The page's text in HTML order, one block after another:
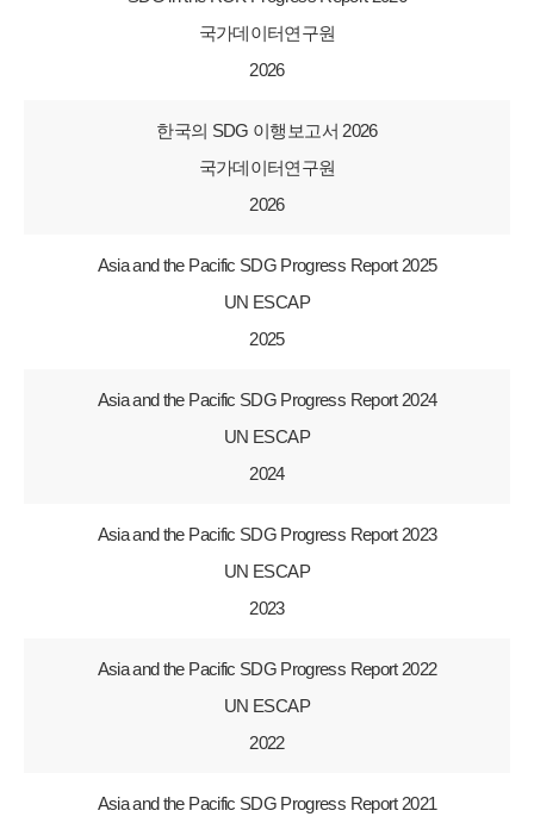
국가데이터연구원
2026
한국의 SDG 이행보고서 2026
국가데이터연구원
2026
Asia and the Pacific SDG Progress Report 2025
UN ESCAP
2025
Asia and the Pacific SDG Progress Report 2024
UN ESCAP
2024
Asia and the Pacific SDG Progress Report 2023
UN ESCAP
2023
Asia and the Pacific SDG Progress Report 2022
UN ESCAP
2022
Asia and the Pacific SDG Progress Report 2021